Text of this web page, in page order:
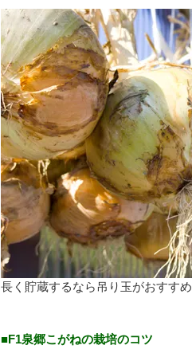
長く貯蔵するなら吊り玉がおすす
■F1泉郷こがねの栽培のコツ